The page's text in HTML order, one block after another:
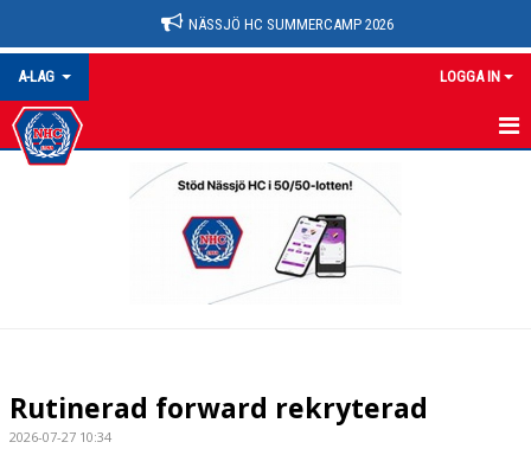
NÄSSJÖ HC SUMMERCAMP 2026
A-LAG LOGGA IN
A-LAG
BILDGALLERI
Rutinerad forward rekryterad
2026-07-27 10:34